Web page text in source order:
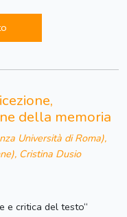
della memoria
Università di Roma),
Cristina Dusio
e critica del testo“